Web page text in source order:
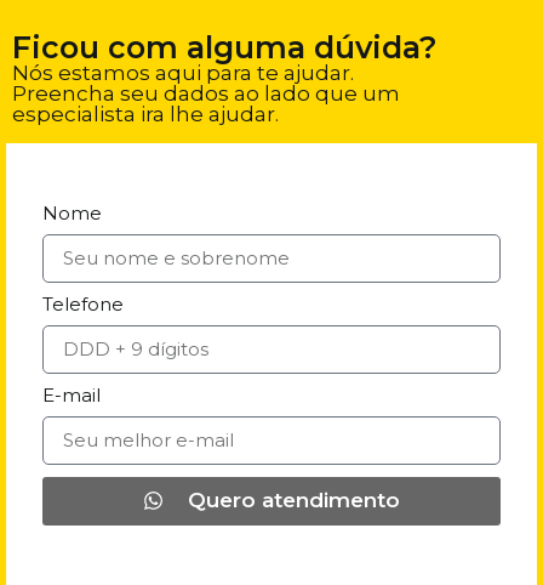
Ficou com alguma dúvida?
Nós estamos aqui para te ajudar.
Preencha seu dados ao lado que um
especialista ira lhe ajudar.
Nome
Telefone
E-mail
Quero atendimento